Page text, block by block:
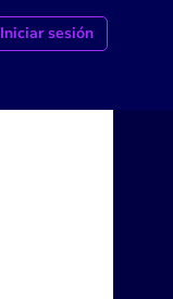
Iniciar sesión